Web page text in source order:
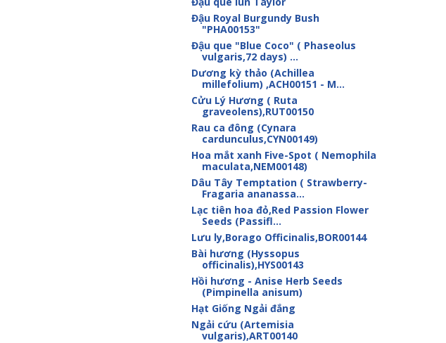
Đậu Royal Burgundy Bush
"PHA00153"
Đậu que "Blue Coco" ( Phaseolus
vulgaris,72 days) ...
Dương kỳ thảo (Achillea
millefolium) ,ACH00151 - M...
Cửu Lý Hương ( Ruta
graveolens),RUT00150
Rau ca đông (Cynara
cardunculus,CYN00149)
Hoa mắt xanh Five-Spot ( Nemophila
maculata,NEM00148)
Dâu Tây Temptation ( Strawberry-
Fragaria ananassa...
Lạc tiên hoa đỏ,Red Passion Flower
Seeds (Passifl...
Lưu ly,Borago Officinalis,BOR00144
Bài hương (Hyssopus
officinalis),HYS00143
Hồi hương - Anise Herb Seeds
(Pimpinella anisum)
Hạt Giống Ngải đắng
Ngải cứu (Artemisia
vulgaris),ART00140